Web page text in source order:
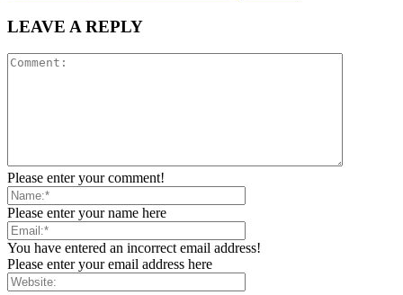
LEAVE A REPLY
Please enter your comment!
Please enter your name here
You have entered an incorrect email address!
Please enter your email address here